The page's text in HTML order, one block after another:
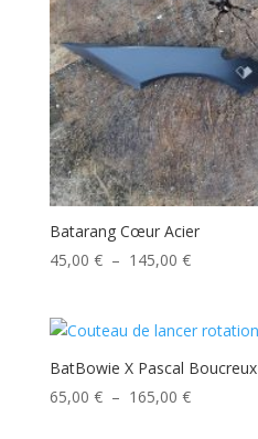
Batarang Cœur Acier
45,00 € – 145,00 €Plage
45,00 €
à
BatBowie X Pascal Boucreux
65,00 € – 165,00 €Plage